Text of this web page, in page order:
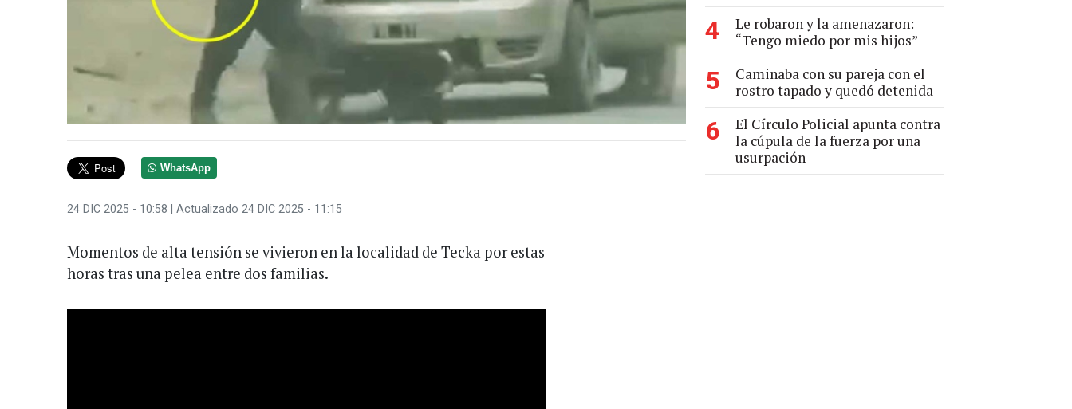
WhatsApp
24 DIC 2025 - 10:58 | Actualizado 24 DIC 2025 - 11:15
Momentos de alta tensión se vivieron en la localidad de Tecka por estas
horas tras una pelea entre dos familias.
4
Le robaron y la amenazaron:
“Tengo miedo por mis hijos”
5
Caminaba con su pareja con el
rostro tapado y quedó detenida
6
El Círculo Policial apunta contra
la cúpula de la fuerza por una
usurpación